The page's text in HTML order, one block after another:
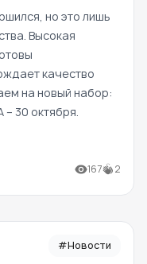
но это лишь
Высокая
качество
на новый набор:
– 30 октября.
167 2
#Новости